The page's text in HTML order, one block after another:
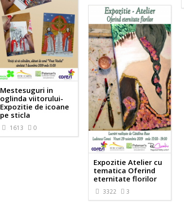
Mestesuguri in
oglinda viitorului-
Expozitie de icoane
pe sticla
1613 0
Expozitie Atelier cu
tematica Oferind
eternitate florilor
3322 3